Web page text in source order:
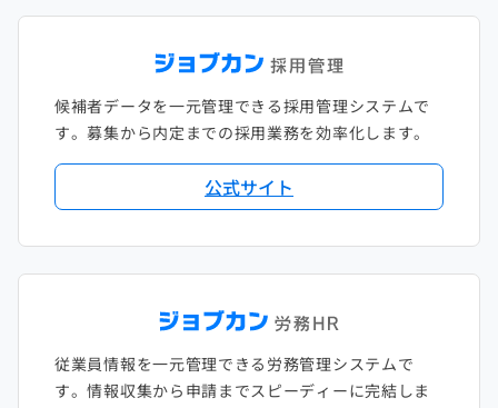
候補者データを一元管理できる採用管理システムで
す。募集から内定までの採用業務を効率化します。
公式サイト
従業員情報を一元管理できる労務管理システムで
す。情報収集から申請までスピーディーに完結しま